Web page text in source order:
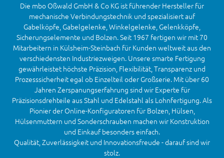
Die mbo Oßwald GmbH & Co KG ist führender Hersteller für
mechanische Verbindungstechnik und spezialisiert auf
Gabelköpfe, Gabelgelenke, Winkelgelenke, Gelenkköpfe,
Sicherungselemente und Bolzen. Seit 1967 fertigen wir mit 70
Mitarbeitern in Külsheim-Steinbach für Kunden weltweit aus den
verschiedensten Industriezweigen. Unsere smarte Fertigung
gewährleistet höchste Präzision, Flexibilität, Transparenz und
Prozesssicherheit egal ob Einzelteil oder Großserie. Mit über 60
Jahren Zerspanungserfahrung sind wir Experte für
Präzisionsdrehteile aus Stahl und Edelstahl als Lohnfertigung. Als
Pionier der Online-Konfiguratoren für Bolzen, Hülsen,
Hülsenmuttern und Sonderschrauben machen wir Konstruktion
und Einkauf besonders einfach.
Qualität, Zuverlässigkeit und Innovationsfreude - darauf sind wir
stolz.